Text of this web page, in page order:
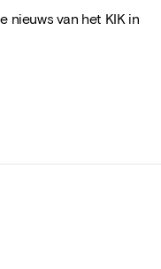
nieuws van het KIK in